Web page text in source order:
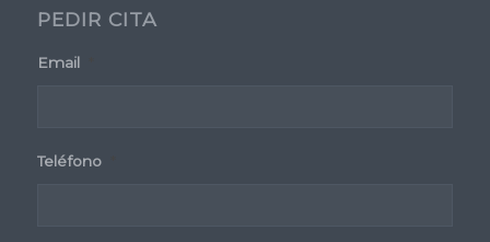
PEDIR CITA
Email
Teléfono